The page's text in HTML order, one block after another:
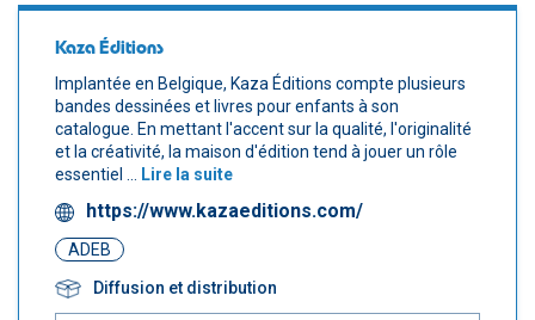
Kaza Éditions
Implantée en Belgique, Kaza Éditions compte plusieurs
bandes dessinées et livres pour enfants à son
catalogue. En mettant l'accent sur la qualité, l'originalité
et la créativité, la maison d'édition tend à jouer un rôle
essentiel ... Lire la suite
https://www.kazaeditions.com/
ADEB
Diffusion et distribution